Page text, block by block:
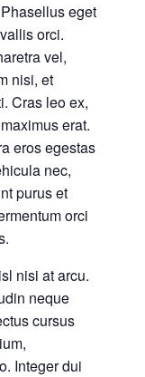
eget
orci.
vel,
nisi, et
Cras leo ex,
erat.
eros egestas
nec,
purus et
orci
nisi at arcu.
neque
cursus
Integer dui